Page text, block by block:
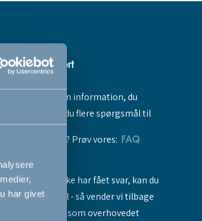
har givet
Hjælp & support
Fandt du ikke den information, du
søgte, eller har du flere spørgsmål til
vores produkter? Prøv vores: FAQ
Hvis du stadig ikke har fået svar, kan du
sende os en mail - så vender vi tilbage
til dig så hurtigt som overhovedet